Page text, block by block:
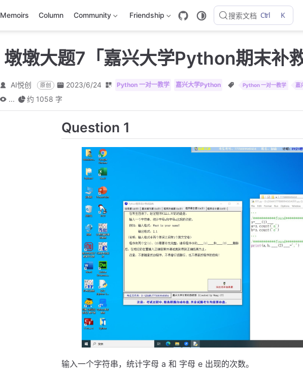
Memoirs Column Community Friendship 搜索文档 Ctrl K
墩墩大题7「嘉兴大学Python期末补救
AI悦创 原创 2023/6/24 Python 一对一教学 嘉兴大学Python Python 一对一教学 嘉
...
约 1058 字
Question 1
输入一个字符串，统计字母 a 和 字母 e 出现的次数。